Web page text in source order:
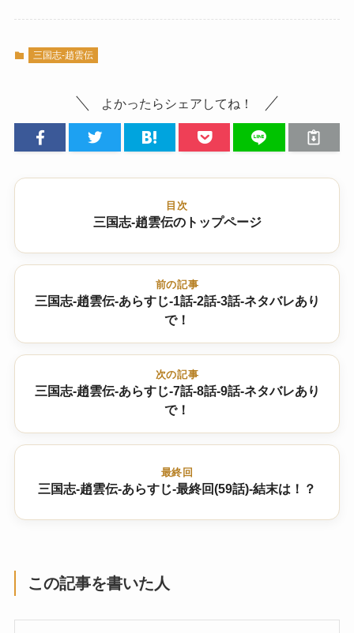
三国志-趙雲伝
よかったらシェアしてね！
目次
三国志-趙雲伝のトップページ
前の記事
三国志-趙雲伝-あらすじ-1話-2話-3話-ネタバレあり
で！
次の記事
三国志-趙雲伝-あらすじ-7話-8話-9話-ネタバレあり
で！
最終回
三国志-趙雲伝-あらすじ-最終回(59話)-結末は！？
この記事を書いた人